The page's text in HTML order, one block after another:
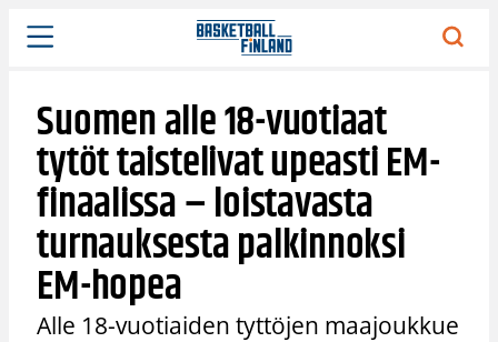
Siirry
sisältöön
Suomen alle 18-vuotiaat
tytöt taistelivat upeasti EM-
finaalissa – loistavasta
turnauksesta palkinnoksi
EM-hopea
Alle 18-vuotiaiden tyttöjen maajoukkue